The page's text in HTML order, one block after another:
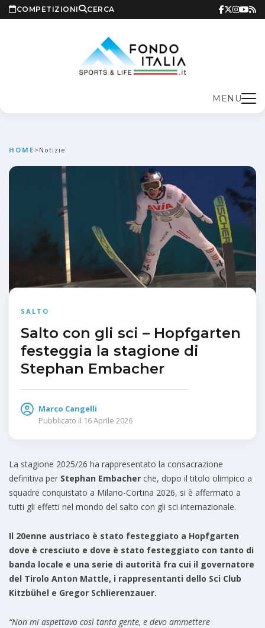
COMPETIZIONI CERCA
MENU
HOME > Notizie
SALTO
Salto con gli sci – Hopfgarten
festeggia la stagione di
Stephan Embacher
Marco Cangelli
Pubblicato il 16 Aprile 2026
La stagione 2025/26 ha rappresentato la consacrazione
definitiva per Stephan Embacher che, dopo il titolo olimpico a
squadre conquistato a Milano-Cortina 2026, si è affermato a
tutti gli effetti nel mondo del salto con gli sci internazionale.
Il 20enne austriaco è stato festeggiato a Hopfgarten
dove è cresciuto e dove è stato festeggiato con tanto di
banda locale e una serie di autorità fra cui il governatore
del Tirolo Anton Mattle, i rappresentanti dello Sci Club
Kitzbühel e Gregor Schlierenzauer.
“Non mi aspettavo così tanta gente, e devo ammettere